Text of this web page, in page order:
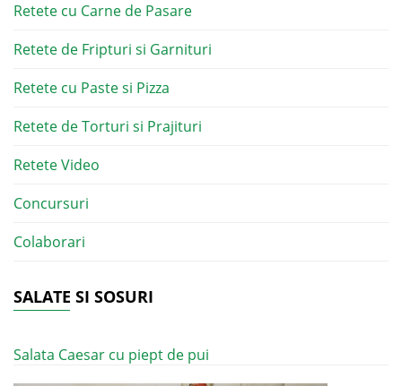
Retete cu Carne de Pasare
Retete de Fripturi si Garnituri
Retete cu Paste si Pizza
Retete de Torturi si Prajituri
Retete Video
Concursuri
Colaborari
SALATE SI SOSURI
Salata Caesar cu piept de pui